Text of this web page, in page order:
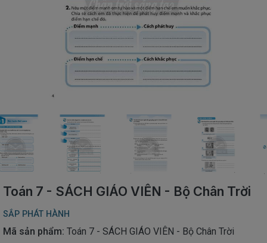
NGỮ
VPP
ĐỒ
DÙNG
SINH
QUÀ
TẶNG
Toán 7 - SÁCH GIÁO VIÊN - Bộ Chân Trời
SẮP PHÁT HÀNH
Mã sản phẩm: Toán 7 - SÁCH GIÁO VIÊN - Bộ Chân Trời